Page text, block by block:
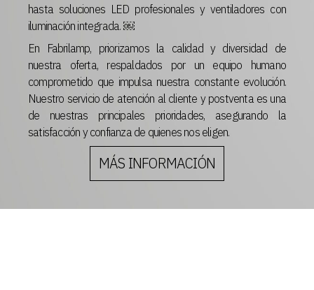
hasta soluciones LED profesionales y ventiladores con
iluminación integrada. ￼
En Fabrilamp, priorizamos la calidad y diversidad de
nuestra oferta, respaldados por un equipo humano
comprometido que impulsa nuestra constante evolución.
Nuestro servicio de atención al cliente y postventa es una
de nuestras principales prioridades, asegurando la
satisfacción y confianza de quienes nos eligen.
MÁS INFORMACIÓN